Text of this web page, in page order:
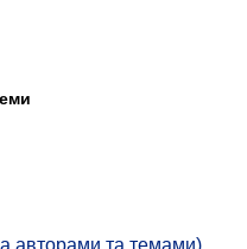
авторами та темами)